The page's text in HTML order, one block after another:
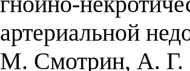
артериальной
М. Смотрин, А. Г.